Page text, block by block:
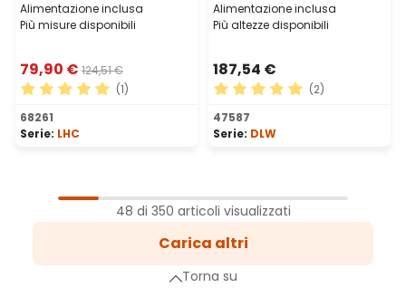
Alimentazione inclusa
Più misure disponibili
79,90 € 124,51 €
Valutazione media di 5 su 5 stelle
(1)
68261
Serie: LHC
Alimentazione inclusa
Più altezze disponibili
187,54 €
Valutazione media di 5 su
(2)
47587
Serie: DLW
48 di 350 articoli visualizzati
Carica altri
Torna su